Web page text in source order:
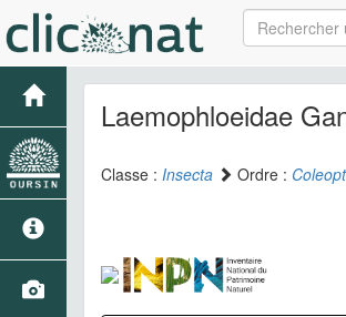
Laemophloeidae
Classe : Insecta Ordre :